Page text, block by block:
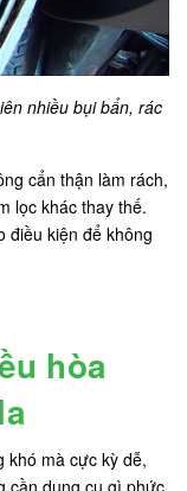
nhiều bụi bẩn, rác
cẩn thận làm rách,
lọc khác thay thế.
điều kiện để không
hòa
khó mà cực kỳ dễ,